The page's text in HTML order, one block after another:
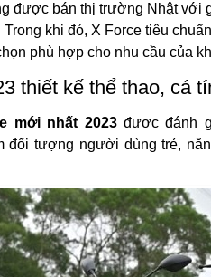
được bán thị trường Nhật với
khi đó, X Force tiêu
phù hợp cho nhu cầu của
thiết kế thể thao, cá
mới nhất 2023được đánh
đối tượng người dùng trẻ,